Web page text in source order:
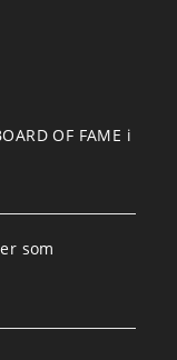
OF FAME i
som